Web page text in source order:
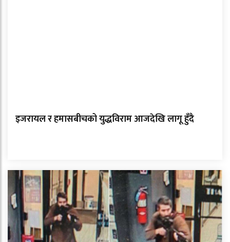
इजरायल र हमासबीचको युद्धविराम आजदेखि लागू हुँदै